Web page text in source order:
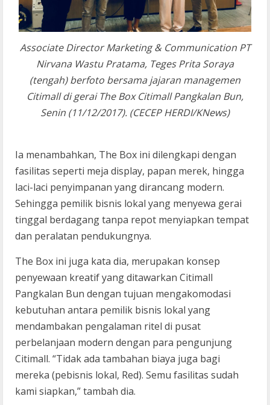
Associate Director Marketing & Communication PT
Nirvana Wastu Pratama, Teges Prita Soraya
(tengah) berfoto bersama jajaran managemen
Citimall di gerai The Box Citimall Pangkalan Bun,
Senin (11/12/2017). (CECEP HERDI/KNews)
Ia menambahkan, The Box ini dilengkapi dengan
fasilitas seperti meja display, papan merek, hingga
laci-laci penyimpanan yang dirancang modern.
Sehingga pemilik bisnis lokal yang menyewa gerai
tinggal berdagang tanpa repot menyiapkan tempat
dan peralatan pendukungnya.
The Box ini juga kata dia, merupakan konsep
penyewaan kreatif yang ditawarkan Citimall
Pangkalan Bun dengan tujuan mengakomodasi
kebutuhan antara pemilik bisnis lokal yang
mendambakan pengalaman ritel di pusat
perbelanjaan modern dengan para pengunjung
Citimall. “Tidak ada tambahan biaya juga bagi
mereka (pebisnis lokal, Red). Semu fasilitas sudah
kami siapkan,” tambah dia.